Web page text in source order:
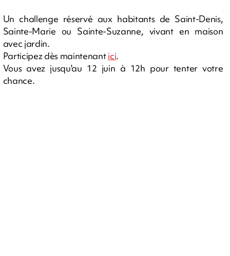
Un challenge réservé aux habitants de Saint-Denis,
Sainte-Marie ou Sainte-Suzanne, vivant en maison
avec jardin.
Participez dès maintenantici.
Vous avez jusqu'au 12 juin à 12h pour tenter votre
chance.